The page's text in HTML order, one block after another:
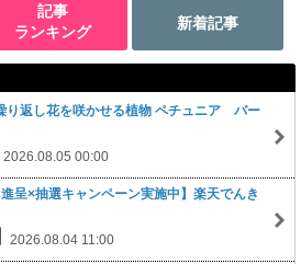
記事
ランキング
新着記事
り返し花を咲かせる植物 ペチュニア バー
2026.08.05 00:00
進呈×抽選キャンペーン実施中】楽天でんき
2026.08.04 11:00